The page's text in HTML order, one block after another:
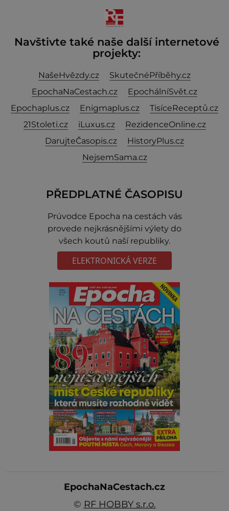
Navštivte také naše další internetové
projekty:
NašeHvězdy.cz
SkutečnéPříběhy.cz
EpochaNaCestach.cz
EpochálníSvět.cz
Epochaplus.cz
Enigmaplus.cz
TisíceReceptů.cz
21Stoleti.cz
iLuxus.cz
RezidenceOnline.cz
DarujteČasopis.cz
HistoryPlus.cz
NejsemSama.cz
PŘEDPLATNÉ ČASOPISU
Prúvodce Epocha na cestách vás
provede nejkrásnějšími výlety do
všech koutů naší republiky.
ELEKTRONICKÁ VERZE
EpochaNaCestach.cz
© RF HOBBY s.r.o.